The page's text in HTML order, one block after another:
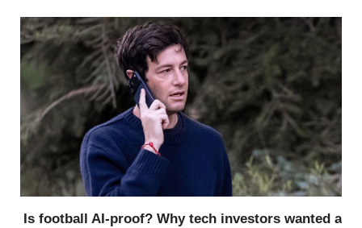
Is football AI-proof? Why tech investors wanted a